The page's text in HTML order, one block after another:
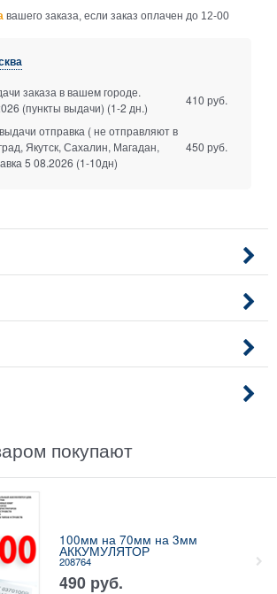
вашего заказа, если заказ оплачен до 12-00
заказа в вашем городе.
(пункты выдачи) (1-2 дн.)
410 руб.
отправка ( не отправляют в
Якутск, Сахалин, Магадан,
5 08.2026 (1-10дн)
450 руб.
покупают
100мм на 70мм на 3мм
АККУМУЛЯТОР
208764
490 руб.